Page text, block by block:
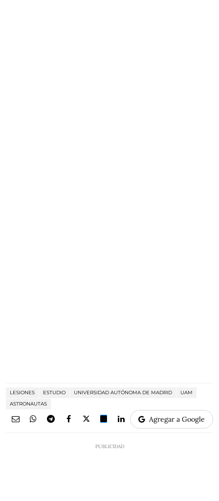
LESIONES ESTUDIO UNIVERSIDAD AUTÓNOMA DE MADRID
UAM
ASTRONAUTAS
Agregar a Google